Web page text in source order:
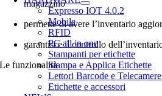
Expresso IOT 4.0.2
Mobile
RFID
PC all in one
Stampanti per etichette
Stampa e Applica Etichette
Lettori Barcode e Telecamere
Etichette e accessori
magazzino
permette di avere l’inventario
garantisce il controllo
Le funzionalità